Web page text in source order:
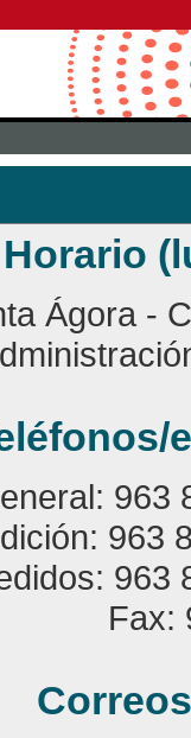
Horario
Ágora -
963
963
963
Fax: